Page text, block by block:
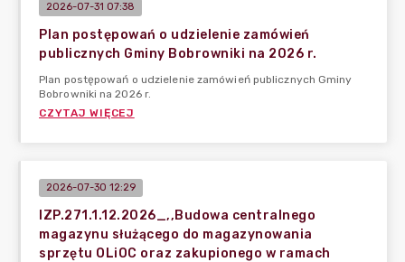
2026-07-31 07:38
Plan postępowań o udzielenie zamówień
publicznych Gminy Bobrowniki na 2026 r.
Plan postępowań o udzielenie zamówień publicznych Gminy
Bobrowniki na 2026 r.
CZYTAJ WIĘCEJ
2026-07-30 12:29
IZP.271.1.12.2026_,,Budowa centralnego
magazynu służącego do magazynowania
sprzętu OLiOC oraz zakupionego w ramach